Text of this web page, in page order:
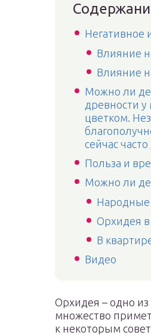
Негативное
Влияние
Влияние
Можно ли
древности
цветком.
сейчас
Польза и
Можно ли
Орхидея в
В
Видео
Орхидея – одно из
множество
к некоторым